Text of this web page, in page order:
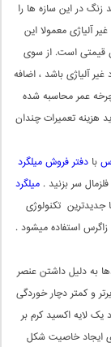
زنگ در این سازه ها را
آلیاژی معمولا این
قیمتی است. از سوی
آلیاژی باشد ، اضافه
این کل چرخه عمر محاسبه شده
هزینه تعمیرات چندان
با دفتر فروش میلگرد
سر بزنید .میلگرد
جدیدترین تکنولوژی
استفاده میشود .
به دلیل داشتن عنصر
و دیرتر و کمتر دچار خوردگی
لایه اکسید کرم بر
ایجاد خاصیت شکل